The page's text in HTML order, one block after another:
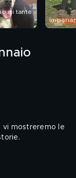
di tante
vi mostreremo le